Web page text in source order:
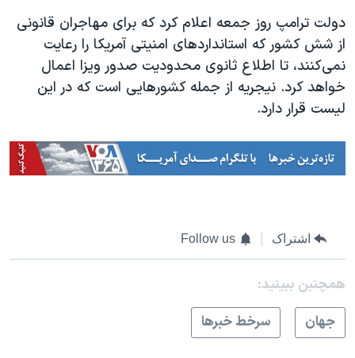
دولت ترامپ روز جمعه اعلام کرد که برای مهاجران قانونی
از شش کشور که استاندارد‌های امنیتی آمریکا را رعایت
نمی‌کنند، تا اطلاع ثانوی محدودیت صدور ویزا اعمال
خواهد کرد. نیجریه از جمله کشورهایی است که در این
لیست قرار دارد.
اشتراک Follow us
همچنبن ببینید:
جهان
سرخط خبرها